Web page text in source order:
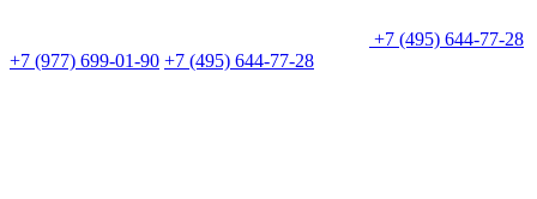
+7 (495) 644-77-28
+7 (977) 699-01-90 +7 (495) 644-77-28